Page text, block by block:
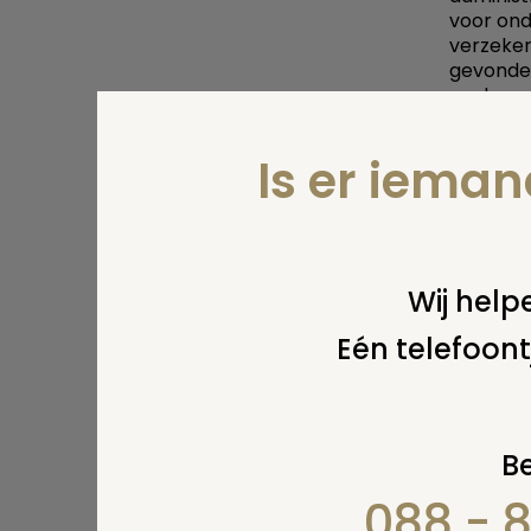
voor
een
door
Is er
Wij
Eén